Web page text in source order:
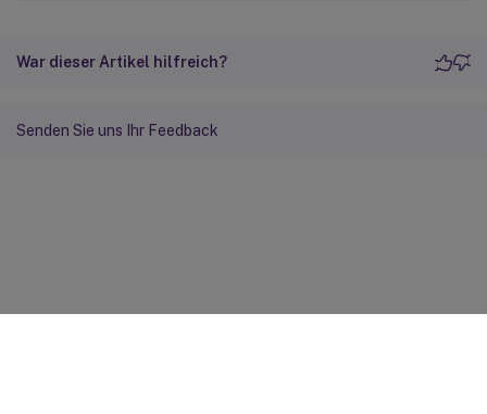
War dieser Artikel hilfreich?
Senden Sie uns Ihr Feedback